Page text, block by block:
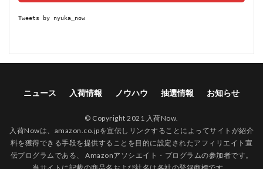
Tweets by nyuka_now
ニュース 入荷情報 ノウハウ 抽選情報 お知らせ
© Copyright 2021 入荷Now.
入荷Nowは、amazon.co.jpを宣伝しリンクすることによってサイトが紹介
料を獲得できる手段を提供することを目的に設定されたアフィリエイト宣
伝プログラムである、 Amazonアソシエイト・プログラムの参加者です。
当サイトに記載の商品名および社名は各社の登録商標です。